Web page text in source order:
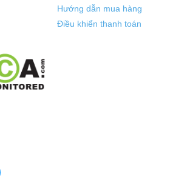
Hướng dẫn mua hàng
Điều khiển thanh toán